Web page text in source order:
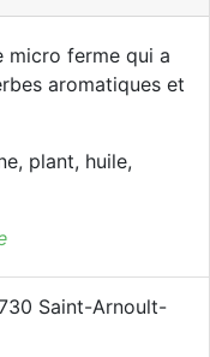
micro ferme qui a
aromatiques et
plant, huile,
Saint-Arnoult-